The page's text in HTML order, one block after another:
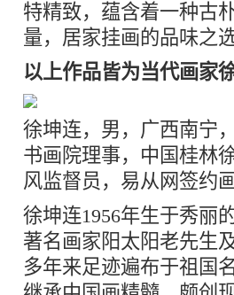
特精致，蕴含着一种古
量，居家挂画的品味之选
以上作品皆为当代画家
徐坤连，男，广西南宁
书画院理事，中国桂林
风监督员，易从网签约画
徐坤连1956年生于秀丽
著名画家阳太阳老先生
多年来足迹遍布于祖国